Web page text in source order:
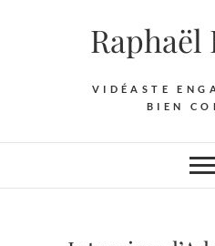
Raphaël
VIDÉASTE
BIEN